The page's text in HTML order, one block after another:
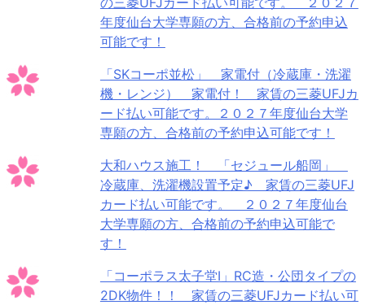
年度仙台大学専願の方、合格前の予約申込
可能です！
「SKコーポ並松」 家電付（冷蔵庫・洗濯
機・レンジ） 家電付！ 家賃の三菱UFJカ
ード払い可能です。２０２７年度仙台大学
専願の方、合格前の予約申込可能です！
大和ハウス施工！ 「セジュール船岡」
冷蔵庫、洗濯機設置予定♪ 家賃の三菱UFJ
カード払い可能です。 ２０２７年度仙台
大学専願の方、合格前の予約申込可能で
す！
「コーポラス太子堂Ⅰ」RC造・公団タイプの
2DK物件！！ 家賃の三菱UFJカード払い可